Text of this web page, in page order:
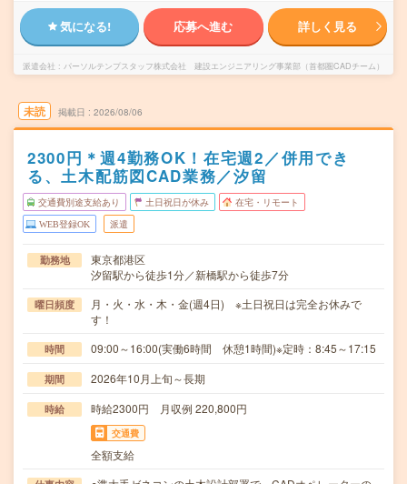
気になる! 応募へ進む 詳しく見る
派遣会社 パーソルテンプスタッフ株式会社 建設エンジニアリング事業部（首都圏CADチーム）
未読 掲載日 2026/08/06
2300円＊週4勤務OK！在宅週2／併用でき
る、土木配筋図CAD業務／汐留
交通費別途支給あり 土日祝日が休み 在宅・リモート
WEB登録OK 派遣
勤務地
東京都港区
汐留駅から徒歩1分／新橋駅から徒歩7分
曜日頻度
月・火・水・木・金(週4日) ※土日祝日は完全お休みで
す！
時間 09:00～16:00(実働6時間 休憩1時間)※定時：8:45～17:15
期間 2026年10月上旬～長期
時給 時給2300円 月収例 220,800円
交通費
全額支給